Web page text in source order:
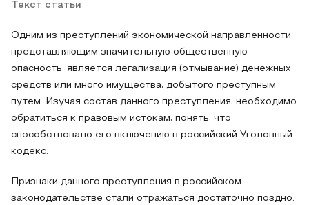
Текст статьи
Одним из преступлений экономической направленности,
представляющим значительную общественную
опасность, является легализация (отмывание) денежных
средств или много имущества, добытого преступным
путем. Изучая состав данного преступления, необходимо
обратиться к правовым истокам, понять, что
способствовало его включению в российский Уголовный
кодекс.
Признаки данного преступления в российском
законодательстве стали отражаться достаточно поздно.